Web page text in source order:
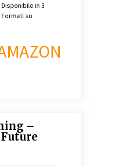
Disponibile in 3
Formati su
–